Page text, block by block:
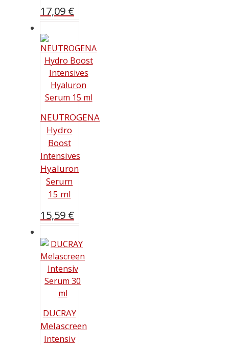
17,09 €
NEUTROGENA
Hydro
Boost
Intensives
Hyaluron
Serum
15 ml
15,59 €
DUCRAY
Melascreen
Intensiv